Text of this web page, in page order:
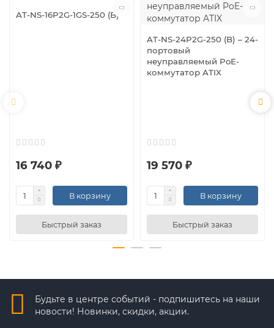
AT-NS-16P2G-1GS-250 (B)
16 740 ₽
В корзину
Быстрый заказ
AT-NS-24P2G-250 (B) – 24-
портовый
неуправляемый PoE-
коммутатор ATIX
19 570 ₽
В корзину
Быстрый заказ
Будьте в центре событий - подпишитесь на наши
новости! Новинки, скидки, акции.